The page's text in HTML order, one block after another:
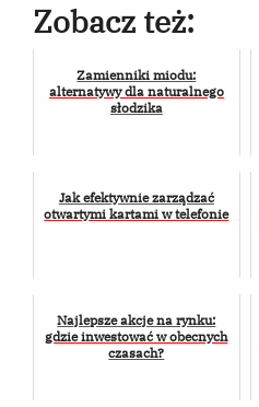
Zobacz też:
Zamienniki miodu:
alternatywy dla naturalnego
słodzika
Jak efektywnie zarządzać
otwartymi kartami w telefonie
Najlepsze akcje na rynku:
gdzie inwestować w obecnych
czasach?